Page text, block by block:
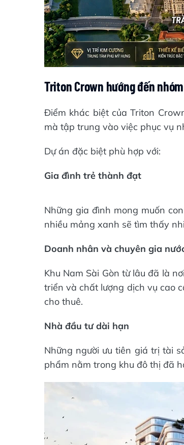
Triton Crown hướng đến
Điểm khác biệt của Triton
mà tập trung vào việc phục vụ
Dự án đặc biệt phù hợp với:
Gia đình trẻ thành đạt
Những gia đình mong muốn
nhiều mảng xanh sẽ tìm thấy
Doanh nhân và chuyên gia
Khu Nam Sài Gòn từ lâu đã là
triển và chất lượng dịch vụ cao
cho thuê.
Nhà đầu tư dài hạn
Những người ưu tiên giá trị tài
phẩm nằm trong khu đô thị đã